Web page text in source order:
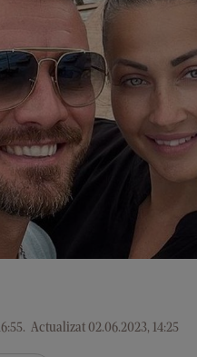
. Actualizat 02.06.2023, 14:25